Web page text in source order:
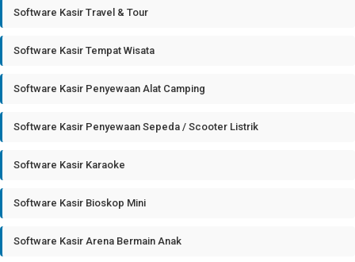
Software Kasir Travel & Tour
Software Kasir Tempat Wisata
Software Kasir Penyewaan Alat Camping
Software Kasir Penyewaan Sepeda / Scooter Listrik
Software Kasir Karaoke
Software Kasir Bioskop Mini
Software Kasir Arena Bermain Anak